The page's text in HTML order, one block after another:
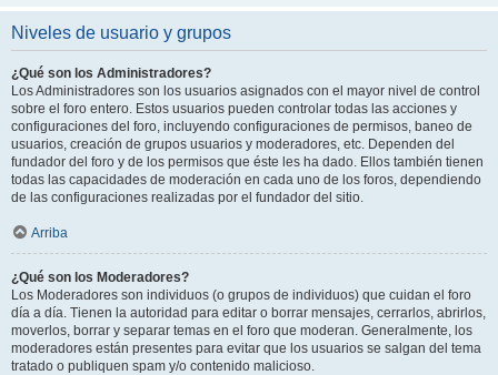
Niveles de usuario y grupos
¿Qué son los Administradores?
Los Administradores son los usuarios asignados con el mayor nivel de control
sobre el foro entero. Estos usuarios pueden controlar todas las acciones y
configuraciones del foro, incluyendo configuraciones de permisos, baneo de
usuarios, creación de grupos usuarios y moderadores, etc. Dependen del
fundador del foro y de los permisos que éste les ha dado. Ellos también tienen
todas las capacidades de moderación en cada uno de los foros, dependiendo
de las configuraciones realizadas por el fundador del sitio.
Arriba
¿Qué son los Moderadores?
Los Moderadores son individuos (o grupos de individuos) que cuidan el foro
día a día. Tienen la autoridad para editar o borrar mensajes, cerrarlos, abrirlos,
moverlos, borrar y separar temas en el foro que moderan. Generalmente, los
moderadores están presentes para evitar que los usuarios se salgan del tema
tratado o publiquen spam y/o contenido malicioso.